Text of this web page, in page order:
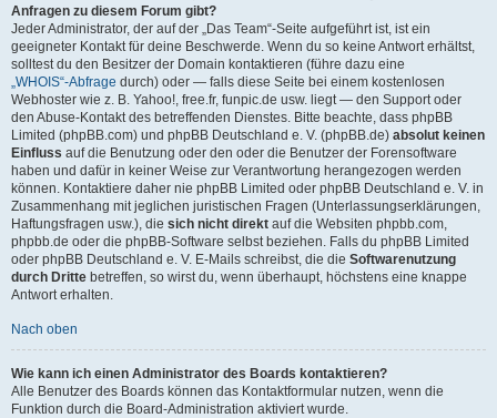
Anfragen zu diesem Forum gibt?
Jeder Administrator, der auf der „Das Team“-Seite aufgeführt ist, ist ein
geeigneter Kontakt für deine Beschwerde. Wenn du so keine Antwort erhältst,
solltest du den Besitzer der Domain kontaktieren (führe dazu eine
„WHOIS“-Abfrage durch) oder — falls diese Seite bei einem kostenlosen
Webhoster wie z. B. Yahoo!, free.fr, funpic.de usw. liegt — den Support oder
den Abuse-Kontakt des betreffenden Dienstes. Bitte beachte, dass phpBB
Limited (phpBB.com) und phpBB Deutschland e. V. (phpBB.de) absolut keinen
Einfluss auf die Benutzung oder den oder die Benutzer der Forensoftware
haben und dafür in keiner Weise zur Verantwortung herangezogen werden
können. Kontaktiere daher nie phpBB Limited oder phpBB Deutschland e. V. in
Zusammenhang mit jeglichen juristischen Fragen (Unterlassungserklärungen,
Haftungsfragen usw.), die sich nicht direkt auf die Websiten phpbb.com,
phpbb.de oder die phpBB-Software selbst beziehen. Falls du phpBB Limited
oder phpBB Deutschland e. V. E-Mails schreibst, die die Softwarenutzung
durch Dritte betreffen, so wirst du, wenn überhaupt, höchstens eine knappe
Antwort erhalten.
Nach oben
Wie kann ich einen Administrator des Boards kontaktieren?
Alle Benutzer des Boards können das Kontaktformular nutzen, wenn die
Funktion durch die Board-Administration aktiviert wurde.